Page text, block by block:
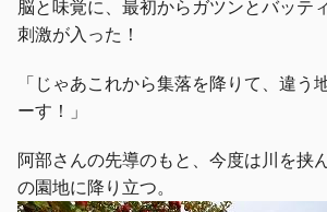
脳と味覚に、最初からガツンとバッテ
刺激が入った！
「じゃあこれから集落を降りて、違う
ーす！」
阿部さんの先導のもと、今度は川を挟
の園地に降り立つ。